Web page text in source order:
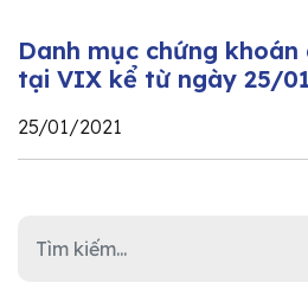
Danh mục chứng
tại VIX kể từ ngày 25/
25/01/2021